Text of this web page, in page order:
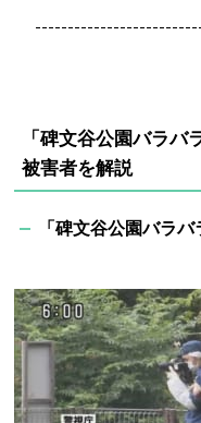
「碑文谷公園バラ
被害者を解説
「碑文谷公園バラ